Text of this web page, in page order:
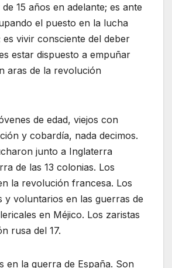
15 años en adelante; es ante
el puesto en la lucha
vivir consciente del deber
estar dispuesto a empuñar
aras de la revolución
de edad, viejos con
y cobardía, nada decimos.
junto a Inglaterra
de las 13 colonias. Los
la revolución francesa. Los
y voluntarios en las guerras de
en Méjico. Los zaristas
rusa del 17.
en la guerra de España. Son